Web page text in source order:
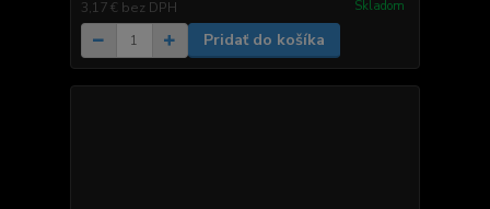
3,17 € bez DPH Skladom
Pridať do košíka